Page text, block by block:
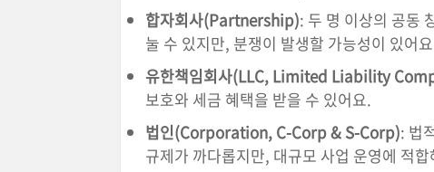
합자회사(Partnership): 두 명 이상의 공동
눌 수 있지만, 분쟁이 발생할 가능성이 있어
유한책임회사(LLC, Limited Liability
보호와 세금 혜택을 받을 수 있어요.
법인(Corporation, C-Corp & S-Corp): 법
규제가 까다롭지만, 대규모 사업 운영에 적합